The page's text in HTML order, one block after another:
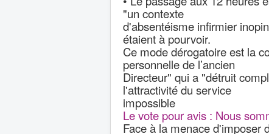
"un contexte
d'absentéisme infirmier
étaient à pourvoir.
Ce mode dérogatoire est la
personnelle de l’ancien
Directeur" qui a "détruit
l'attractivité du service
impossible
Le vote pour avis : Nous
Face à la menace d'imposer